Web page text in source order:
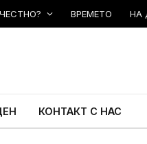
ЧЕСТНО? ВРЕМЕТО НА
КОНТАКТ С НАС